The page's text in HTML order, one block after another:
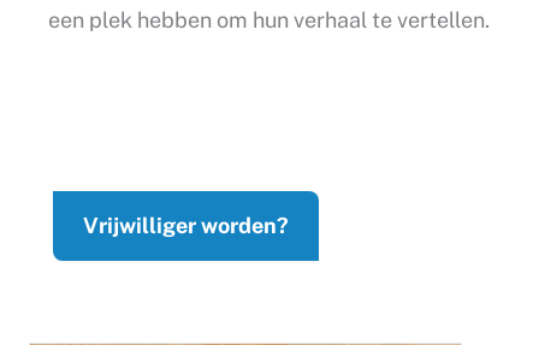
een plek hebben om hun verhaal te vertellen.
Vrijwilliger worden?